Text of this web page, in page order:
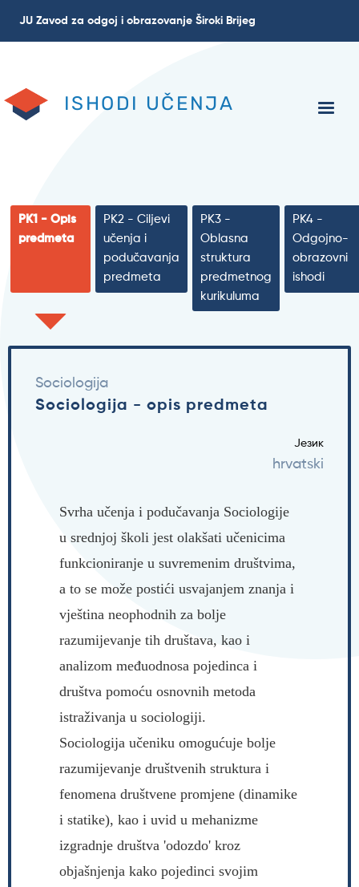
JU Zavod za odgoj i obrazovanje Široki Brijeg
ISHODI UČENJA
PK1 - Opis
predmeta
PK2 - Ciljevi
učenja i
podučavanja
predmeta
PK3 -
Oblasna
struktura
predmetnog
kurikuluma
PK4 -
Odgojno-
obrazovni
ishodi
Sociologija
Sociologija - opis predmeta
Језик
hrvatski
Svrha učenja i podučavanja Sociologije
u srednjoj školi jest olakšati učenicima
funkcioniranje u suvremenim društvima,
a to se može postići usvajanjem znanja i
vještina neophodnih za bolje
razumijevanje tih društava, kao i
analizom međuodnosa pojedinca i
društva pomoću osnovnih metoda
istraživanja u sociologiji.
Sociologija učeniku omogućuje bolje
razumijevanje društvenih struktura i
fenomena društvene promjene (dinamike
i statike), kao i uvid u mehanizme
izgradnje društva 'odozdo' kroz
objašnjenja kako pojedinci svojim